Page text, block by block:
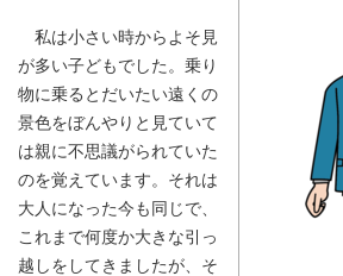
私は小さい時からよそ見
が多い子どもでした。乗り
物に乗るとだいたい遠くの
景色をぼんやりと見ていて
は親に不思議がられていた
のを覚えています。それは
大人になった今も同じで、
これまで何度か大きな引っ
越しをしてきましたが、そ